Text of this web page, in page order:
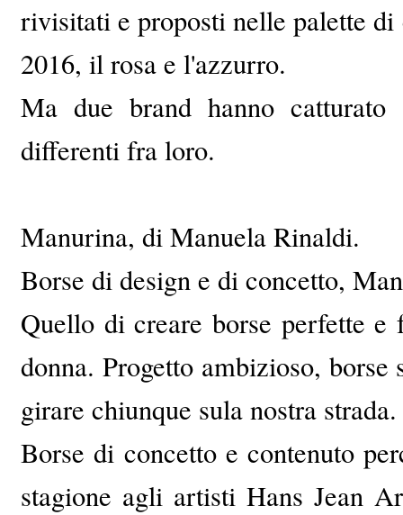
rivisitati e proposti nelle palette
2016, il rosa e l'azzurro.
Ma due brand hanno
differenti fra loro.
Manurina, di Manuela Rinaldi.
Borse di design e di concetto,
Quello di creare borse perfette
donna. Progetto ambizioso,
girare chiunque sula nostra strada.
Borse di concetto e contenuto
stagione agli artisti Hans Jean